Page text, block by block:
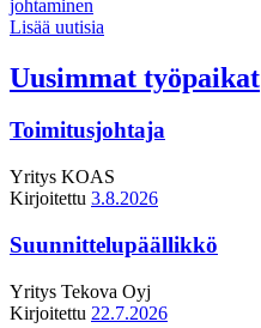
johtaminen
Lisää uutisia
Uusimmat työpaikat
Toimitusjohtaja
Yritys KOAS
Kirjoitettu 3.8.2026
Suunnittelupäällikkö
Yritys Tekova Oyj
Kirjoitettu 22.7.2026